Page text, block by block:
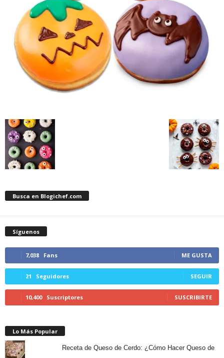
Busca en Blogichef.com
Síguenos
7,038 Fans ME GUSTA
21 Seguidores SEGUIR
10,400 Suscriptores SUSCRIBIRTE
Lo Más Popular
Receta de Queso de Cerdo: ¿Cómo Hacer Queso de